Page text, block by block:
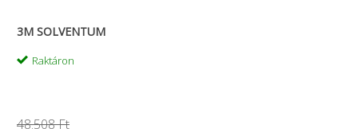
3M SOLVENTUM
Raktáron
48.508 Ft